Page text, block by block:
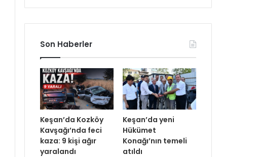
Son Haberler
Keşan’da Kozköy
Kavşağı’nda feci
kaza: 9 kişi ağır
yaralandı
Keşan’da yeni
Hükümet
Konağı’nın temeli
atıldı